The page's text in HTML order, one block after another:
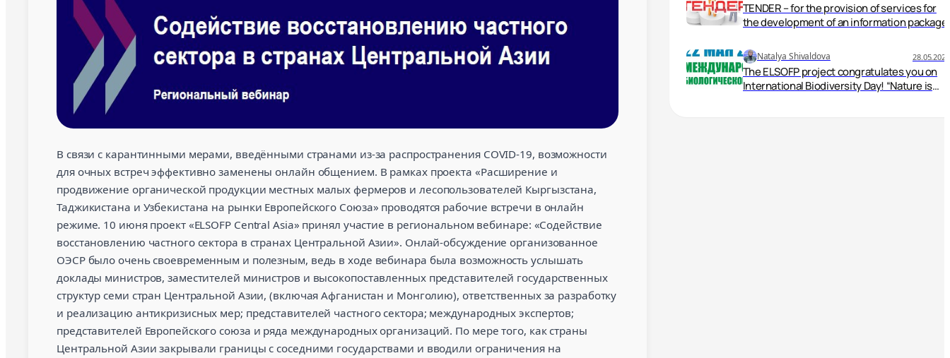
В связи с карантинными мерами, введёнными странами из-за распространения COVID-19, возможности
для очных встреч эффективно заменены онлайн общением. В рамках проекта «Расширение и
продвижение органической продукции местных малых фермеров и лесопользователей Кыргызстана,
Таджикистана и Узбекистана на рынки Европейского Союза» проводятся рабочие встречи в онлайн
режиме. 10 июня проект «ELSOFP Central Asia» принял участие в региональном вебинаре: «Содействие
восстановлению частного сектора в странах Центральной Азии». Онлай-обсуждение организованное
ОЭСР было очень своевременным и полезным, ведь в ходе вебинара была возможность услышать
доклады министров, заместителей министров и высокопоставленных представителей государственных
структур семи стран Центральной Азии, (включая Афганистан и Монголию), ответственных за разработку
и реализацию антикризисных мер; представителей частного сектора; международных экспертов;
представителей Европейского союза и ряда международных организаций. По мере того, как страны
Центральной Азии закрывали границы с соседними государствами и вводили ограничения на
TENDER – for the provision of services for
the development of an information package
Natalya Shivaldova 28.05.2020
The ELSOFP project congratulates you on
International Biodiversity Day! “Nature is